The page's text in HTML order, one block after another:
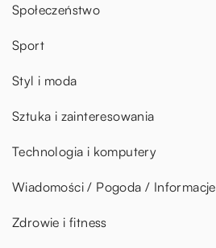
Społeczeństwo
Sport
Styl i moda
Sztuka i zainteresowania
Technologia i komputery
Wiadomości / Pogoda / Informacje
Zdrowie i fitness